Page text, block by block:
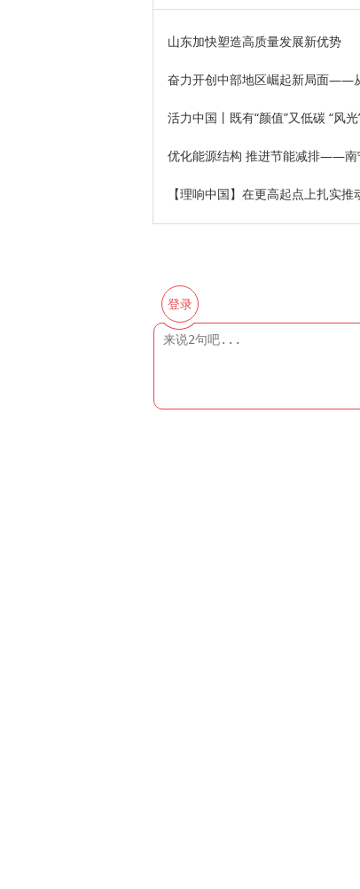
山东加快塑造高质量发展新优势
奋力开创中部地区崛起新局面——
活力中国丨既有“颜值”又低碳 “风
优化能源结构 推进节能减排——南
【理响中国】在更高起点上扎实
登录